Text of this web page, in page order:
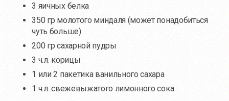
3 яичных белка
350 гр молотого миндаля (может понадобиться
чуть больше)
200 гр сахарной пудры
3 ч.л. корицы
1 или 2 пакетика ванильного сахара
1 ч.л. свежевыжатого лимонного сока